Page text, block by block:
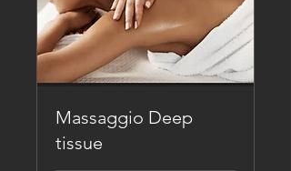
Massaggio Deep
tissue